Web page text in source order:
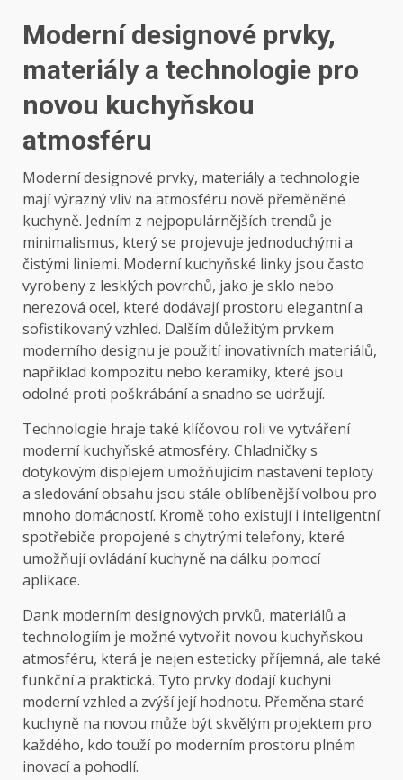
Moderní designové prvky,
materiály a technologie pro
novou kuchyňskou
atmosféru
Moderní designové prvky, materiály a technologie
mají výrazný vliv na atmosféru nově přeměněné
kuchyně. Jedním z nejpopulárnějších trendů je
minimalismus, který se projevuje jednoduchými a
čistými liniemi. Moderní kuchyňské linky jsou často
vyrobeny z lesklých povrchů, jako je sklo nebo
nerezová ocel, které dodávají prostoru elegantní a
sofistikovaný vzhled. Dalším důležitým prvkem
moderního designu je použití inovativních materiálů,
například kompozitu nebo keramiky, které jsou
odolné proti poškrábání a snadno se udržují.
Technologie hraje také klíčovou roli ve vytváření
moderní kuchyňské atmosféry. Chladničky s
dotykovým displejem umožňujícím nastavení teploty
a sledování obsahu jsou stále oblíbenější volbou pro
mnoho domácností. Kromě toho existují i inteligentní
spotřebiče propojené s chytrými telefony, které
umožňují ovládání kuchyně na dálku pomocí
aplikace.
Dank moderním designových prvků, materiálů a
technologiím je možné vytvořit novou kuchyňskou
atmosféru, která je nejen esteticky příjemná, ale také
funkční a praktická. Tyto prvky dodají kuchyni
moderní vzhled a zvýší její hodnotu. Přeměna staré
kuchyně na novou může být skvělým projektem pro
každého, kdo touží po moderním prostoru plném
inovací a pohodlí.